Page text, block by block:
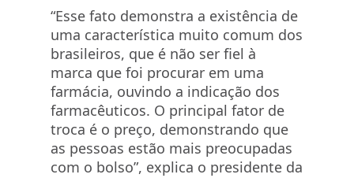
“Esse fato demonstra a existência de
uma característica muito comum dos
brasileiros, que é não ser fiel à
marca que foi procurar em uma
farmácia, ouvindo a indicação dos
farmacêuticos. O principal fator de
troca é o preço, demonstrando que
as pessoas estão mais preocupadas
com o bolso”, explica o presidente da